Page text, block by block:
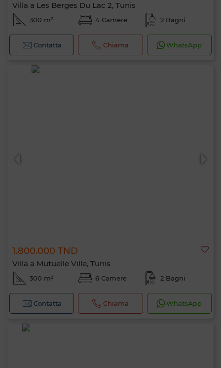
Villa a Les Berges Du Lac 2, Tunis
300 m² 4 Camere 2 Bagni
Contatta Chiama WhatsApp
1.800.000 TND
Villa a Mutuelle Ville, Tunis
300 m² 6 Camere 2 Bagni
Contatta Chiama WhatsApp